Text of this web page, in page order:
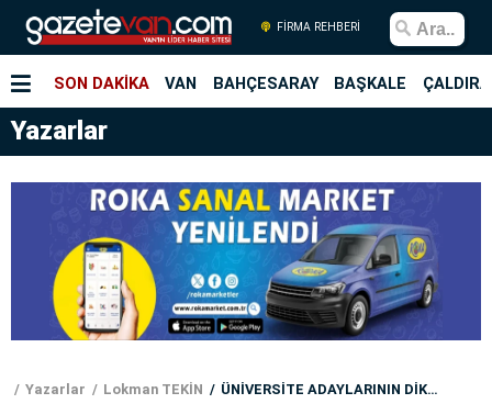
FİRMA REHBERİ
SON DAKİKA VAN BAHÇESARAY BAŞKALE
Yazarlar
Yazarlar Lokman TEKİN ÜNİVERSİTE ADAYLARININ DİKKATİNE